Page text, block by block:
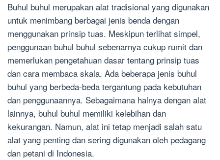
Buhul buhul merupakan alat tradisional yang digunakan
untuk menimbang berbagai jenis benda dengan
menggunakan prinsip tuas. Meskipun terlihat simpel,
penggunaan buhul buhul sebenarnya cukup rumit dan
memerlukan pengetahuan dasar tentang prinsip tuas
dan cara membaca skala. Ada beberapa jenis buhul
buhul yang berbeda-beda tergantung pada kebutuhan
dan penggunaannya. Sebagaimana halnya dengan alat
lainnya, buhul buhul memiliki kelebihan dan
kekurangan. Namun, alat ini tetap menjadi salah satu
alat yang penting dan sering digunakan oleh pedagang
dan petani di Indonesia.